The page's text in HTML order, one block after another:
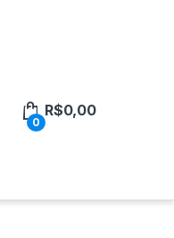
0
R$0,00